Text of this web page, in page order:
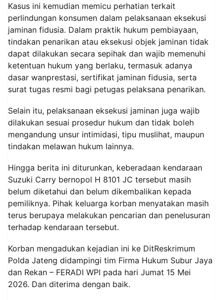
Kasus ini kemudian memicu perhatian terkait
perlindungan konsumen dalam pelaksanaan eksekusi
jaminan fidusia. Dalam praktik hukum pembiayaan,
tindakan penarikan atau eksekusi objek jaminan tidak
dapat dilakukan secara sepihak dan wajib memenuhi
ketentuan hukum yang berlaku, termasuk adanya
dasar wanprestasi, sertifikat jaminan fidusia, serta
surat tugas resmi bagi petugas pelaksana penarikan.
Selain itu, pelaksanaan eksekusi jaminan juga wajib
dilakukan sesuai prosedur hukum dan tidak boleh
mengandung unsur intimidasi, tipu muslihat, maupun
tindakan melawan hukum lainnya.
Hingga berita ini diturunkan, keberadaan kendaraan
Suzuki Carry bernopol H 8101 JC tersebut masih
belum diketahui dan belum dikembalikan kepada
pemiliknya. Pihak keluarga korban menyatakan masih
terus berupaya melakukan pencarian dan penelusuran
terhadap kendaraan tersebut.
Korban mengadukan kejadian ini ke DitReskrimum
Polda Jateng didampingi tim Firma Hukum Subur Jaya
dan Rekan – FERADI WPI pada hari Jumat 15 Mei
2026. Dan diterima dengan baik.